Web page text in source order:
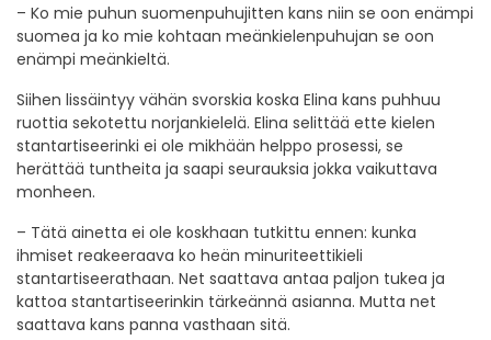
– Ko mie puhun suomenpuhujitten kans niin se oon enämpi
suomea ja ko mie kohtaan meänkielenpuhujan se oon
enämpi meänkieltä.
Siihen lissäintyy vähän svorskia koska Elina kans puhhuu
ruottia sekotettu norjankielelä. Elina selittää ette kielen
stantartiseerinki ei ole mikhään helppo prosessi, se
herättää tuntheita ja saapi seurauksia jokka vaikuttava
monheen.
– Tätä ainetta ei ole koskhaan tutkittu ennen: kunka
ihmiset reakeeraava ko heän minuriteettikieli
stantartiseerathaan. Net saattava antaa paljon tukea ja
kattoa stantartiseerinkin tärkeännä asianna. Mutta net
saattava kans panna vasthaan sitä.